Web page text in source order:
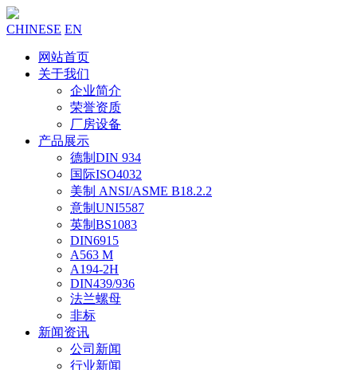
CHINESE EN
网站首页
关于我们
企业简介
荣誉资质
厂房设备
产品展示
德制DIN 934
国际ISO4032
美制 ANSI/ASME B18.2.2
意制UNI5587
英制BS1083
DIN6915
A563 M
A194-2H
DIN439/936
法兰螺母
非标
新闻资讯
公司新闻
行业新闻